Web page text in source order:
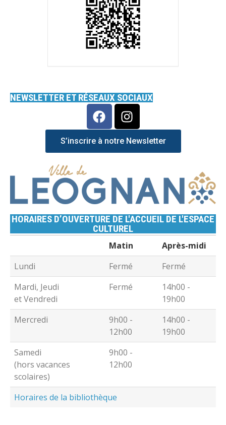
NEWSLETTER ET RÉSEAUX SOCIAUX
S’inscrire à notre Newsletter
HORAIRES D’OUVERTURE DE L'ACCUEIL DE L'ESPACE
CULTUREL
Matin
Après-midi
Lundi
Fermé
Fermé
Mardi, Jeudi
et Vendredi
Fermé
14h00 -
19h00
Mercredi
9h00 -
12h00
14h00 -
19h00
Samedi
(hors vacances
scolaires)
9h00 -
12h00
Horaires de la bibliothèque